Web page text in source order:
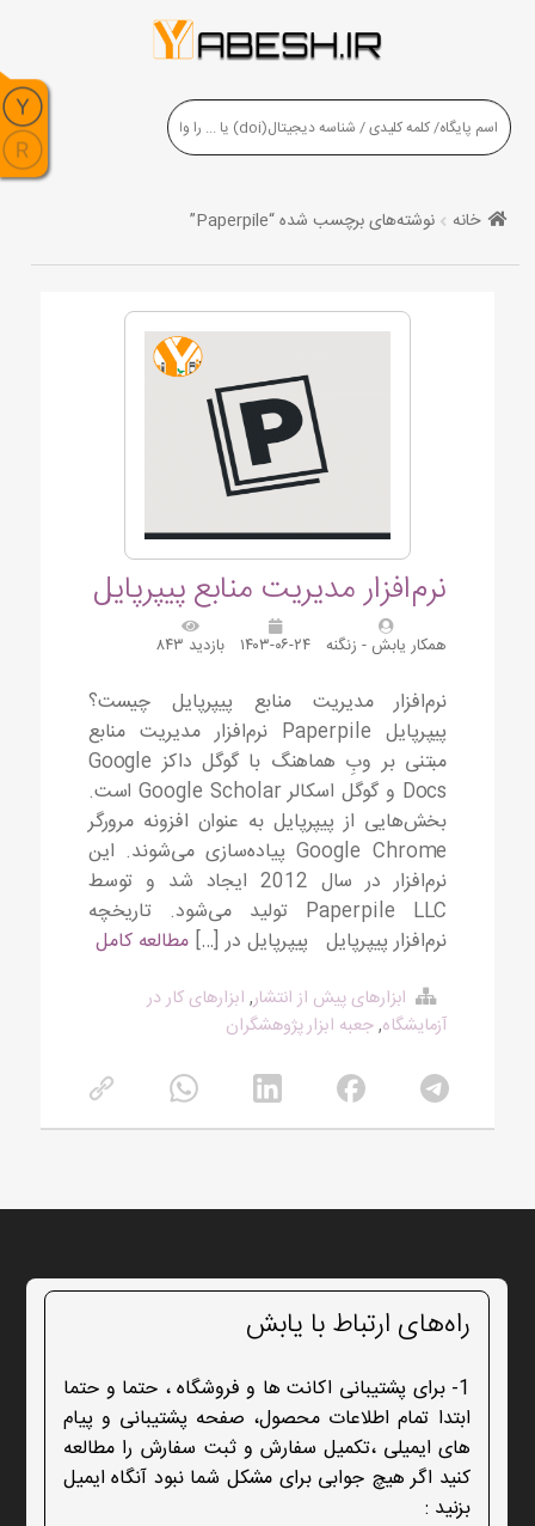
خانه نوشته‌های برچسب شده “Paperpile”
نرم‌افزار مدیریت منابع پیپرپایل
همکار یابش - زنگنه ۱۴۰۳-۰۶-۲۴ بازدید ۸۴۳
نرم‌‌افزار مدیریت منابع پیپرپایل چیست؟
پیپرپایل Paperpile نرم‌افزار مدیریت منابع
مبتنی بر وبِ هماهنگ با گوگل داکز Google
Docs و گوگل اسکالر Google Scholar است.
بخش‌هایی از پیپرپایل به عنوان افزونه مرورگر
Google Chrome پیاده‌سازی می‌شوند. این
نرم‌افزار در سال 2012 ایجاد شد و توسط
Paperpile LLC تولید می‌شود. تاریخچه
نرم‌افزار پیپرپایل پیپرپایل در […] مطالعه کامل
ابزارهای پیش از انتشار, ابزارهای کار در
آزمایشگاه,جعبه ابزار پژوهشگران
راه‌های ارتباط با یابش
1- برای پشتیبانی اکانت ها و فروشگاه ، حتما و حتما
ابتدا تمام اطلاعات محصول، صفحه پشتیبانی و پیام
های ایمیلی ،تکمیل سفارش و ثبت سفارش را مطالعه
کنید اگر هیچ جوابی برای مشکل شما نبود آنگاه ایمیل
بزنید :